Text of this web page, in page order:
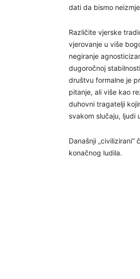
dati da bismo
Različite vjerske
vjerovanje u više
negiranje
dugoročnoj
društvu formalne je
pitanje, ali više kao
duhovni tragatelji
svakom slučaju, ljudi
Današnji
konačnog ludila.